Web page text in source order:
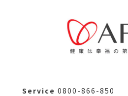
Service 0800-866-850